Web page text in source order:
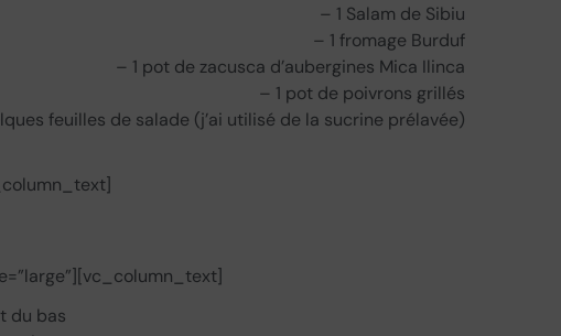
– 1 Salam de Sibiu
– 1 fromage Burduf
– 1 pot de zacusca d’aubergines Mica Ilinca
– 1 pot de poivrons grillés
feuilles de salade (j’ai utilisé de la sucrine prélavée)
du bas